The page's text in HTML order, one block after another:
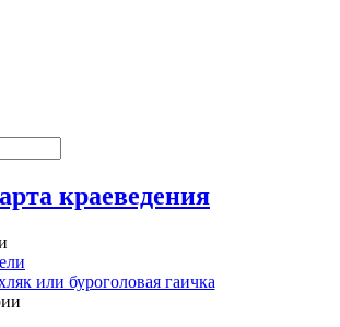
краеведения
или буроголовая гаичка